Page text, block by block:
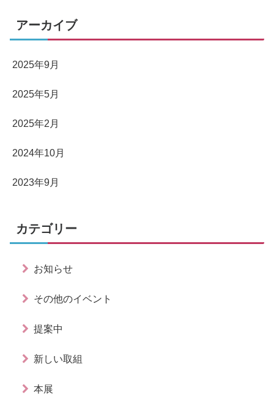
アーカイブ
2025年9月
2025年5月
2025年2月
2024年10月
2023年9月
カテゴリー
お知らせ
その他のイベント
提案中
新しい取組
本展